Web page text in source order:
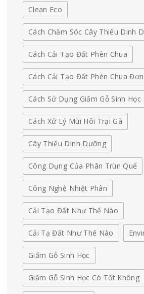
Clean Eco
Cách Chăm Sóc Cây Thiếu Dinh
Cách Cải Tạo Đất Phèn Chua
Cách Cải Tạo Đất Phèn Chua
Cách Sử Dụng Giấm Gỗ Sinh
Cách Xử Lý Mùi Hôi Trại Gà
Cây Thiếu Dinh Dưỡng
Công Dụng Của Phân Trùn Quế
Công Nghệ Nhiệt Phân
Cải Tạo Đất Như Thế Nào
Cải Tạ Đất Như Thế Nào
Giấm Gỗ Sinh Học
Giấm Gỗ Sinh Học Có Tốt Không